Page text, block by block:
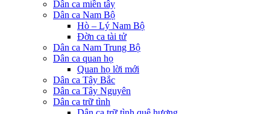
Dân ca miền tây
Dân ca Nam Bộ
Hò – Lý Nam Bộ
Đờn ca tài tử
Dân ca Nam Trung Bộ
Dân ca quan họ
Quan họ lời mới
Dân ca Tây Bắc
Dân ca Tây Nguyên
Dân ca trữ tình